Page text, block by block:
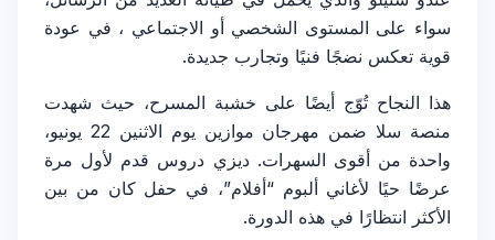
سواء على المستوى الشخصي أو الاجتماعي ، في عودة
قوية تعكس نضجًا فنيًا وتجارب جديدة.
هذا النجاح تُوّج أيضًا على خشبة المسرح، حيث شهدت
منصة سلا ضمن مهرجان موازين يوم الاثنين 22 يونيو،
واحدة من أقوى السهرات. ديزي دروس قدم لأول مرة
عرضًا حيًا لأغاني ألبوم “أفلام”، في حفل كان من بين
الأكثر انتظارًا في هذه الدورة.